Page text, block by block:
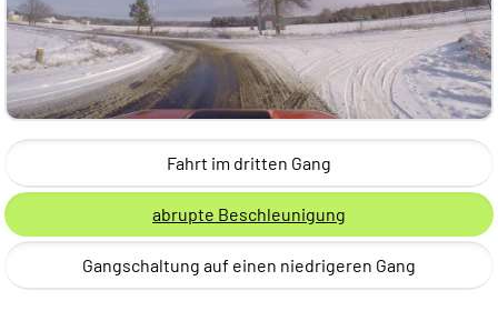
Fahrt im dritten Gang
abrupte Beschleunigung
Gangschaltung auf einen niedrigeren Gang